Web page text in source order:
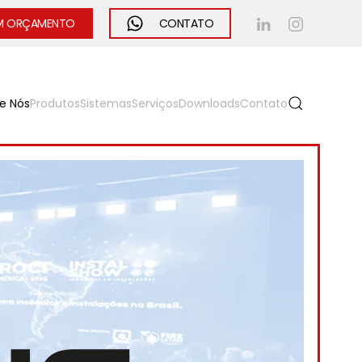
ORÇAMENTO CONTATO
NósProdutosSistemasServiçosDownloadsContato